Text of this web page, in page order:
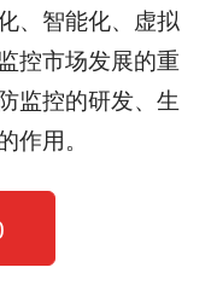
智能化、虚拟
控市场发展的重
监控的研发、生
用。